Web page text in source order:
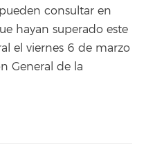
consultar en
hayan superado este
el viernes 6 de marzo
General de la